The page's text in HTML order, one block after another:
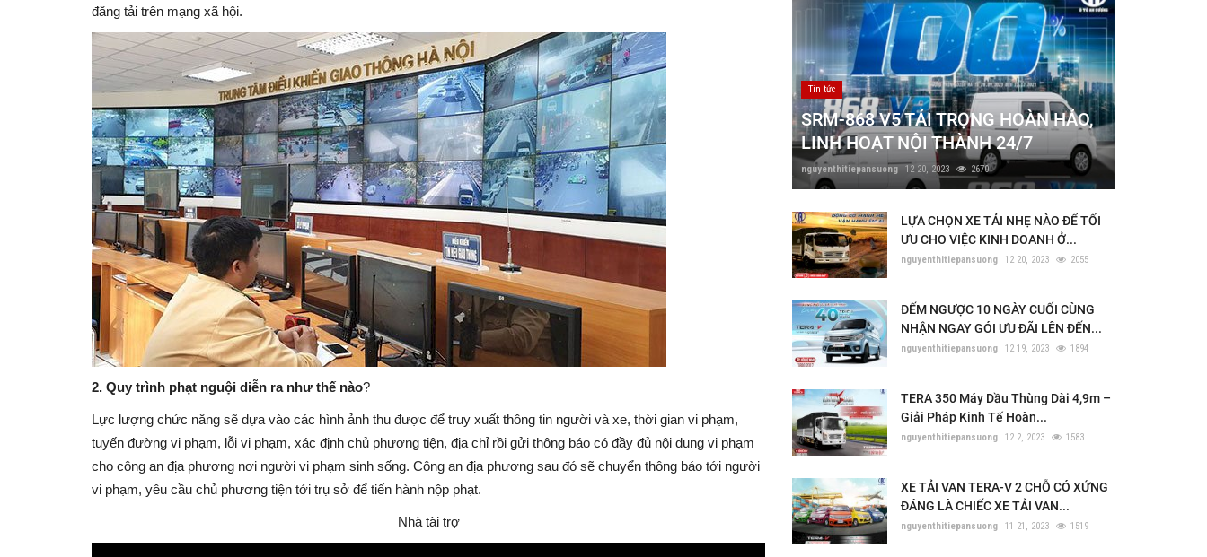
đăng tải trên mạng xã hội.
2. Quy trình phạt nguội diễn ra như thế nào?
Lực lượng chức năng sẽ dựa vào các hình ảnh thu được để truy xuất thông tin người và xe, thời gian vi phạm,
tuyến đường vi phạm, lỗi vi phạm, xác định chủ phương tiện, địa chỉ rồi gửi thông báo có đầy đủ nội dung vi phạm
cho công an địa phương nơi người vi phạm sinh sống. Công an địa phương sau đó sẽ chuyển thông báo tới người
vi phạm, yêu cầu chủ phương tiện tới trụ sở để tiến hành nộp phạt.
Nhà tài trợ
Tin tức
SRM-868 V5 TẢI TRỌNG HOÀN HẢO,
LINH HOẠT NỘI THÀNH 24/7
nguyenthitiepansuong 12 20, 2023 2670
LỰA CHỌN XE TẢI NHẸ NÀO ĐỂ TỐI
ƯU CHO VIỆC KINH DOANH Ở...
nguyenthitiepansuong 12 20, 2023 2055
ĐẾM NGƯỢC 10 NGÀY CUỐI CÙNG
NHẬN NGAY GÓI ƯU ĐÃI LÊN ĐẾN...
nguyenthitiepansuong 12 19, 2023 1894
TERA 350 Máy Dầu Thùng Dài 4,9m –
Giải Pháp Kinh Tế Hoàn...
nguyenthitiepansuong 12 2, 2023 1583
XE TẢI VAN TERA-V 2 CHỖ CÓ XỨNG
ĐÁNG LÀ CHIẾC XE TẢI VAN...
nguyenthitiepansuong 11 21, 2023 1519